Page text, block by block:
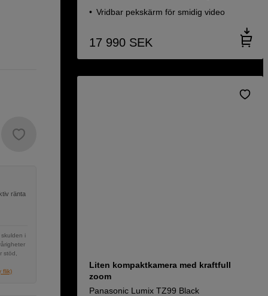
ränta
i
stöd,
flik)
Vridbar pekskärm för smidig video
17 990 SEK
Liten kompaktkamera med kraftfull
zoom
Panasonic Lumix TZ99 Black